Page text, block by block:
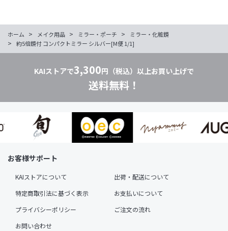
ホーム > メイク用品 > ミラー・ポーチ > ミラー・化粧鏡
> 約5倍鏡付 コンパクトミラー シルバー[M便 1/1]
KAIストアで3,300円（税込）以上お買い上げで
送料無料！
お客様サポート
KAIストアについて
出荷・配送について
特定商取引法に基づく表示
お支払いについて
プライバシーポリシー
ご注文の流れ
お問い合わせ